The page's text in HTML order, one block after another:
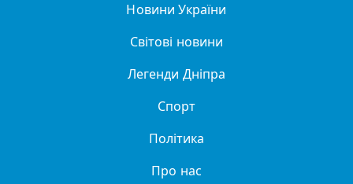
Новини України
Світові новини
Легенди Дніпра
Спорт
Політика
Про нас